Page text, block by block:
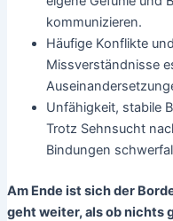
kommunizieren.
Häufige Konflikte
Missverständnisse
Unfähigkeit, stabile
Trotz Sehnsucht
Bindungen
Am Ende ist sich der
geht weiter, als ob nichts